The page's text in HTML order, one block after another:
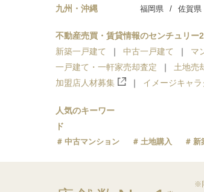
九州・沖縄 福岡県 佐賀県
不動産売買・賃貸情報のセンチュリー
新築一戸建て
中古一戸建て マ
一戸建て・一軒家売却査定
土地売
加盟店人材募集
イメージキャ
人気のキーワー
ド
中古マンション 土地購入 新
※